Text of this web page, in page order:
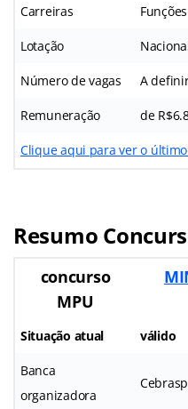
Carreiras
Lotação
Número de vagas A
Remuneração de
Clique aqui para ver o
Resumo
concurso
MPU
Situação atual válido
Banca
organizadora